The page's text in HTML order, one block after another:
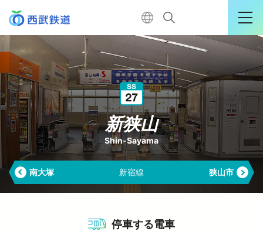
運行情報詳細
購入はこちら
TOP
電車に乗る
新狭山
Shin-Sayama
新宿線
南大塚 狭山市
停車する電車